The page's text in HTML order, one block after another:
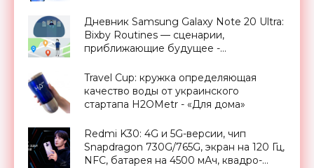
Дневник Samsung Galaxy Note 20 Ultra:
Bixby Routines — сценарии,
приближающие будущее -
Travel Cup: кружка определяющая
качество воды от украинского
стартапа H2OMetr - «Для дома»
Redmi K30: 4G и 5G-версии, чип
Snapdragon 730G/765G, экран на 120 Гц,
NFC, батарея на 4500 мАч, квадро-